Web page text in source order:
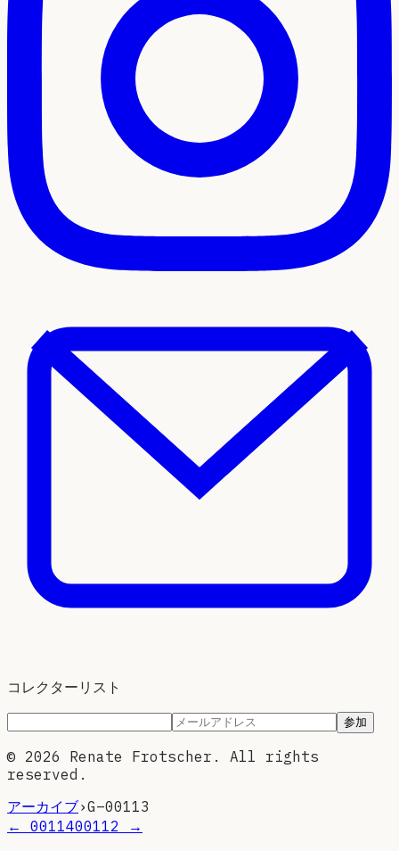
コレクターリスト
参加
© 2026 Renate Frotscher. All rights
reserved.
アーカイブ›G–00113
← 0011400112 →